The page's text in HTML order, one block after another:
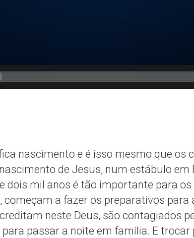
nascimento e é isso mesmo que os
de Jesus, num estábulo em
dois mil anos é tão importante para
começam a fazer os preparativos para
neste Deus, são contagiados
passar a noite em família. E trocar